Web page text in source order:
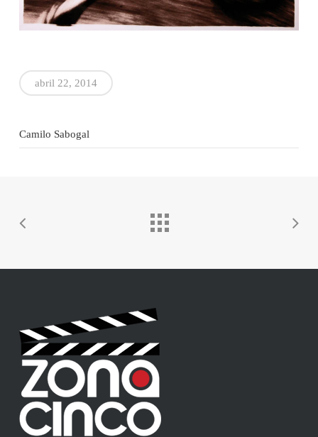
abril 22, 2014
Camilo Sabogal